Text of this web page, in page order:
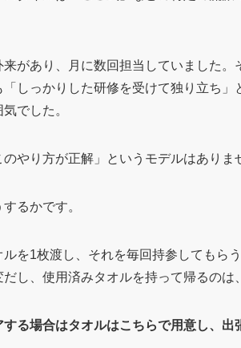
があり、月に数回担当していました
しっかりした研修を受けて独り立ち」
でした。
やり方が正解」というモデルはありま
るかです。
を1枚渡し、それを毎回持参してもら
し、使用済みタオルを持って帰るのは
する場合はタオルはこちらで用意し、